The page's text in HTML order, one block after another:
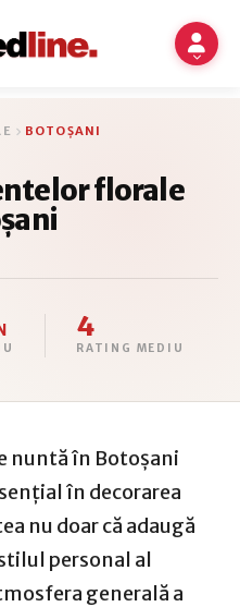
BOTOȘANI
florale
4
RATING MEDIU
nuntă în Botoșani
în decorarea
nu doar că adaugă
personal al
generală a